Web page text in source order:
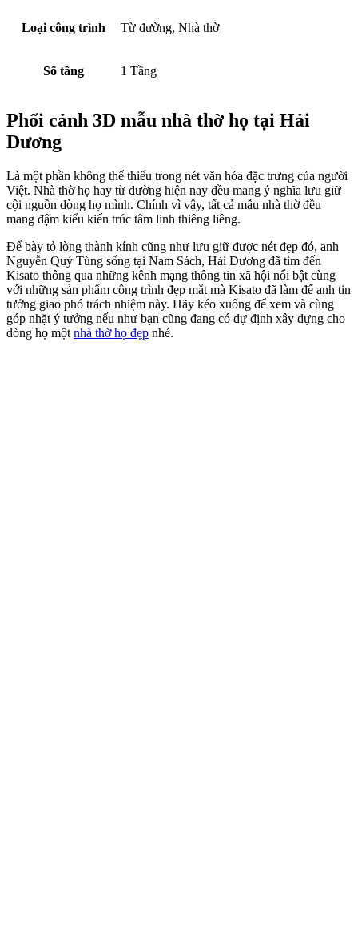
Loại công trình Từ đường, Nhà thờ
Số tầng 1 Tầng
Phối cảnh 3D mẫu nhà thờ họ tại Hải
Dương
Là một phần không thể thiếu trong nét văn hóa đặc trưng của người
Việt. Nhà thờ họ hay từ đường hiện nay đều mang ý nghĩa lưu giữ
cội nguồn dòng họ mình. Chính vì vậy, tất cả mẫu nhà thờ đều
mang đậm kiểu kiến trúc tâm linh thiêng liêng.
Để bày tỏ lòng thành kính cũng như lưu giữ được nét đẹp đó, anh
Nguyễn Quý Tùng sống tại Nam Sách, Hải Dương đã tìm đến
Kisato thông qua những kênh mạng thông tin xã hội nổi bật cùng
với những sản phẩm công trình đẹp mắt mà Kisato đã làm để anh tin
tưởng giao phó trách nhiệm này. Hãy kéo xuống để xem và cùng
góp nhặt ý tưởng nếu như bạn cũng đang có dự định xây dựng cho
dòng họ một nhà thờ họ đẹp nhé.